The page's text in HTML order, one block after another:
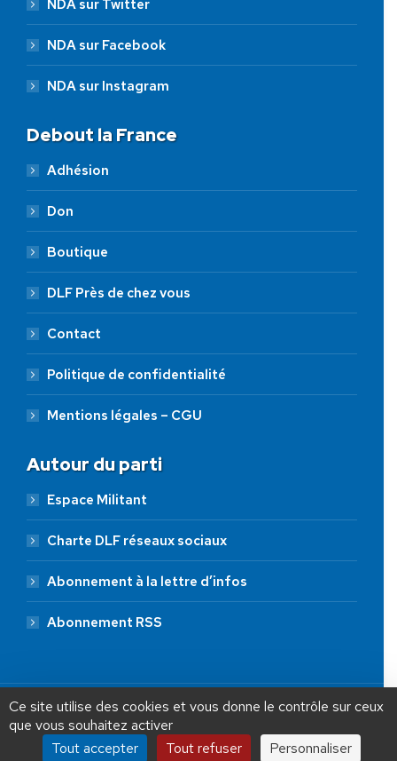
NDA sur Twitter
NDA sur Facebook
NDA sur Instagram
Debout la France
Adhésion
Don
Boutique
DLF Près de chez vous
Contact
Politique de confidentialité
Mentions légales – CGU
Autour du parti
Espace Militant
Charte DLF réseaux sociaux
Abonnement à la lettre d’infos
Abonnement RSS
JE FAIS UN DON À DLF
ADHÉSION 20 € 50 € 100 €
Ce site utilise des cookies et vous donne le contrôle sur ceux
que vous souhaitez activer
Tout accepter
Tout refuser Personnaliser